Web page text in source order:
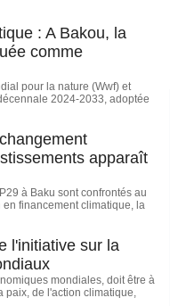
: A Bakou, la
comme
pour la nature (Wwf) et
2024-2033, adoptée
apparaît
à Baku sont confrontés au
financement climatique, la
l'initiative sur la
mondiales, doit être à
paix, de l'action climatique,